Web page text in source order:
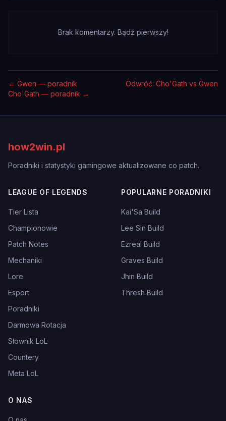
Brak komentarzy. Bądź pierwszy!
← Gwen — poradnik
Odwróć: Cho'Gath vs Gwen
Cho'Gath — poradnik →
how2win.pl
Poradniki i statystyki gamingowe aktualizowane co patch.
LEAGUE OF LEGENDS
Tier Lista
Championowie
Patch Notes
Mechaniki
Lore
Esport
Poradniki
Darmowa Rotacja
Słownik LoL
Countery
Meta LoL
POPULARNE PORADNIKI
Kai'Sa Build
Lee Sin Build
Ezreal Build
Graves Build
Jhin Build
Thresh Build
O NAS